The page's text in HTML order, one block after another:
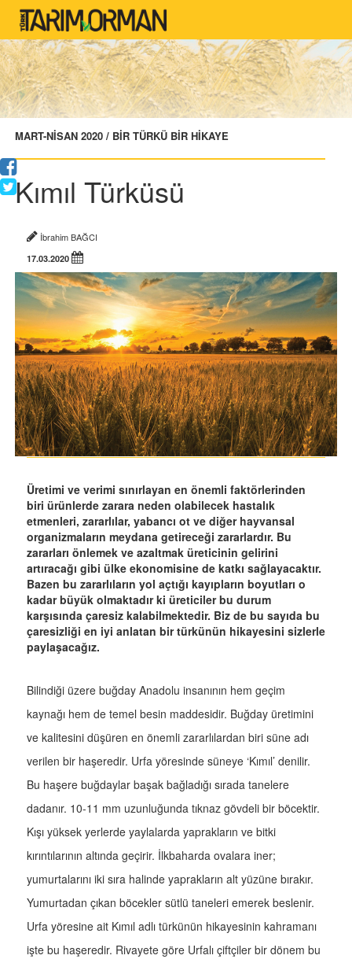
MART-NİSAN 2020 / BİR TÜRKÜ BİR HİKAYE
Kımıl Türküsü
İbrahim BAĞCI
17.03.2020
Üretimi ve verimi sınırlayan en önemli faktörlerinden
biri ürünlerde zarara neden olabilecek hastalık
etmenleri, zararlılar, yabancı ot ve diğer hayvansal
organizmaların meydana getireceği zararlardır. Bu
zararları önlemek ve azaltmak üreticinin gelirini
artıracağı gibi ülke ekonomisine de katkı sağlayacaktır.
Bazen bu zararlıların yol açtığı kayıpların boyutları o
kadar büyük olmaktadır ki üreticiler bu durum
karşısında çaresiz kalabilmektedir. Biz de bu sayıda bu
çaresizliği en iyi anlatan bir türkünün hikayesini sizlerle
paylaşacağız.
Bilindiği üzere buğday Anadolu insanının hem geçim
kaynağı hem de temel besin maddesidir. Buğday üretimini
ve kalitesini düşüren en önemli zararlılardan biri süne adı
verilen bir haşeredir. Urfa yöresinde süneye ‘Kımıl’ denilir.
Bu haşere buğdaylar başak bağladığı sırada tanelere
dadanır. 10-11 mm uzunluğunda tıknaz gövdeli bir böcektir.
Kışı yüksek yerlerde yaylalarda yaprakların ve bitki
kırıntılarının altında geçirir. İlkbaharda ovalara iner;
yumurtalarını iki sıra halinde yaprakların alt yüzüne bırakır.
Yumurtadan çıkan böcekler sütlü taneleri emerek beslenir.
Urfa yöresine ait Kımıl adlı türkünün hikayesinin kahramanı
işte bu haşeredir. Rivayete göre Urfalı çiftçiler bir dönem bu